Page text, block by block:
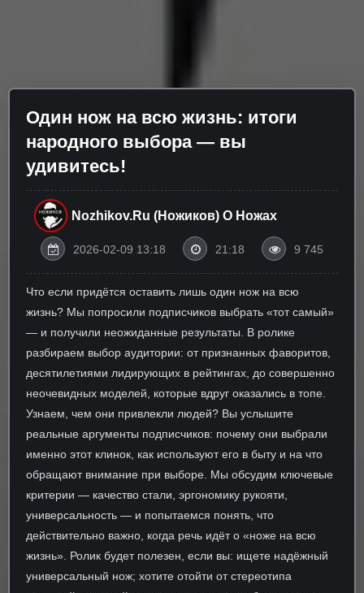
Один нож на всю жизнь: итоги
народного выбора — вы
удивитесь!
Nozhikov.ru (Ножиков) О Ножах
2026-02-09 13:18 21:18 9 745
Что если придётся оставить лишь один нож на всю
жизнь? Мы попросили подписчиков выбрать «тот самый»
— и получили неожиданные результаты. В ролике
разбираем выбор аудитории: от признанных фаворитов,
десятилетиями лидирующих в рейтингах, до совершенно
неочевидных моделей, которые вдруг оказались в топе.
Узнаем, чем они привлекли людей? Вы услышите
реальные аргументы подписчиков: почему они выбрали
именно этот клинок, как используют его в быту и на что
обращают внимание при выборе. Мы обсудим ключевые
критерии — качество стали, эргономику рукояти,
универсальность — и попытаемся понять, что
действительно важно, когда речь идёт о «ноже на всю
жизнь». Ролик будет полезен, если вы: ищете надёжный
универсальный нож; хотите отойти от стереотипа